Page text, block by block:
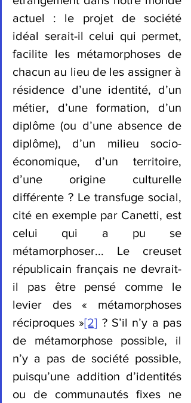
actuel : le projet de société
idéal serait-il celui qui permet,
facilite les métamorphoses de
chacun au lieu de les assigner à
résidence d’une identité, d’un
métier, d’une formation, d’un
diplôme (ou d’une absence de
diplôme), d’un milieu socio-
économique, d’un territoire,
d’une origine culturelle
différente ? Le transfuge social,
cité en exemple par Canetti, est
celui qui a pu se
métamorphoser... Le creuset
républicain français ne devrait-
il pas être pensé comme le
levier des « métamorphoses
réciproques »[2] ? S’il n’y a pas
de métamorphose possible, il
n’y a pas de société possible,
puisqu’une addition d’identités
ou de communautés fixes ne